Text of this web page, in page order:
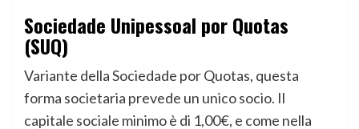
Sociedade Unipessoal por Quotas
(SUQ)
Variante della Sociedade por Quotas, questa
forma societaria prevede un unico socio. Il
capitale sociale minimo è di 1,00€, e come nella